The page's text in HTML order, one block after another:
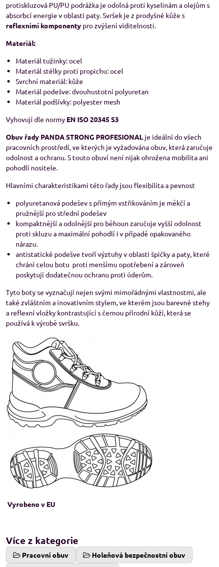
protiskluzová PU/PU podrážka je odolná proti kyselinám a olejům s
absorbcí energie v oblasti paty. Svršek je z prodyšné kůže s
reflexními komponenty pro zvýšení viditelnosti.
Materiál:
Materiál tužinky: ocel
Materiál stélky proti propichu: ocel
Svrchní materiál: kůže
Materiál podešve: dvouhustotní polyuretan
Materiál podšívky: polyester mesh
Vyhovují dle normy EN ISO 20345 S3
Obuv řady PANDA STRONG PROFESIONAL je ideální do všech
pracovních prostředí, ve kterých je vyžadována obuv, která zaručuje
odolnost a ochranu. S touto obuví není nijak ohrožena mobilita ani
pohodlí nositele.
Hlavními charakteristikami této řady jsou flexibilita a pevnost
polyuretanová podešev s přímým vstřikováním je měkčí a
pružnější pro střední podešev
kompaktnější a odolnější pro běhoun zaručuje vyšší odolnost
proti skluzu a maximální pohodlí i v případě opakovaného
nárazu.
antistatické podešve tvoří výztuhy v oblasti špičky a paty, které
chrání celou botu proti menšímu opotřebení a zároveň
poskytují dodatečnou ochranu proti úderům.
Tyto boty se vyznačují nejen svými mimořádnými vlastnostmi, ale
také zvláštním a inovativním stylem, ve kterém jsou barevné stehy
a reflexní vložky kontrastující s černou přírodní kůží, která se
používá k výrobě svršku.
Vyrobeno v EU
Více z kategorie
Pracovní obuv Holeňová bezpečnostní obuv